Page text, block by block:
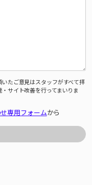
たご意見はスタッフがすべて拝
サイト改善を行ってまいりま
専用フォームから